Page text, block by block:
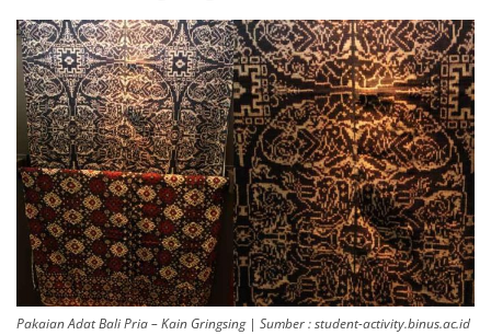
Pakaian Adat Bali Pria – Kain Gringsing | Sumber : student-activity.binus.ac.id